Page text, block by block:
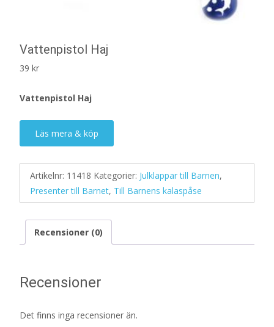
Vattenpistol Haj
39 kr
Vattenpistol Haj
Läs mera & köp
Artikelnr: 11418 Kategorier: Julklappar till Barnen,
Presenter till Barnet, Till Barnens kalaspåse
Recensioner (0)
Recensioner
Det finns inga recensioner än.